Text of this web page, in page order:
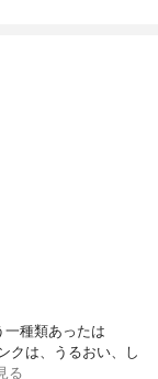
一種類あったは
クは、うるおい、し
る